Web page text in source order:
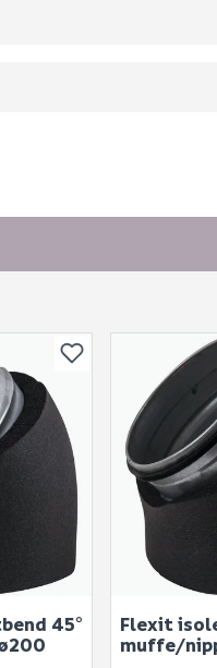
etter at det er besvart.
første til å stille et
45°
Flexit
muffe/